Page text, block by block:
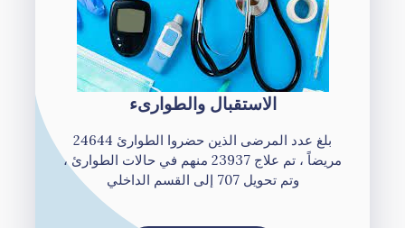
الاستقبال والطوارىء
بلغ عدد المرضى الذين حضروا الطوارئ 24644
مريضاً ، تم علاج 23937 منهم في حالات الطوارئ ،
وتم تحويل 707 إلى القسم الداخلي